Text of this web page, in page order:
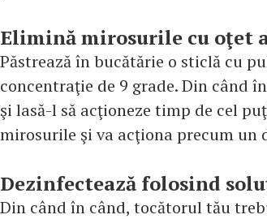
Elimină mirosurile cu oţet
Păstrează în bucătărie o sticlă cu
concentraţie de 9 grade. Din când
şi lasă-l să acţioneze timp de cel
mirosurile şi va acţiona precum un
Dezinfectează folosind
Din când în când, tocătorul tău